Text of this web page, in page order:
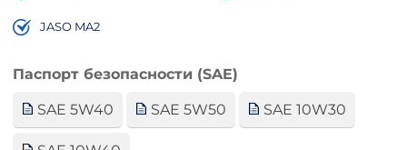
JASO MA2
Паспорт безопасности (SAE)
SAE 5W40 SAE 5W50 SAE 10W30